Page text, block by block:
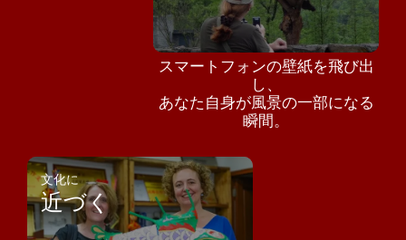
スマートフォンの壁紙を飛び出
し、
あなた自身が風景の一部になる
瞬間。
文化に
近づく